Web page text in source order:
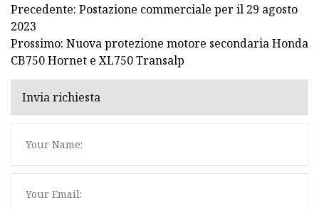
Precedente: Postazione commerciale per il 29 agosto
2023
Prossimo: Nuova protezione motore secondaria Honda
CB750 Hornet e XL750 Transalp
Invia richiesta